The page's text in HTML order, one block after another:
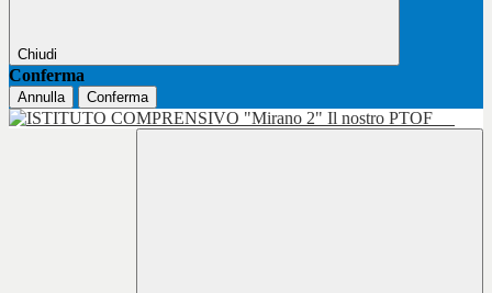
Chiudi
Conferma
Annulla Conferma
Il nostro PTOF